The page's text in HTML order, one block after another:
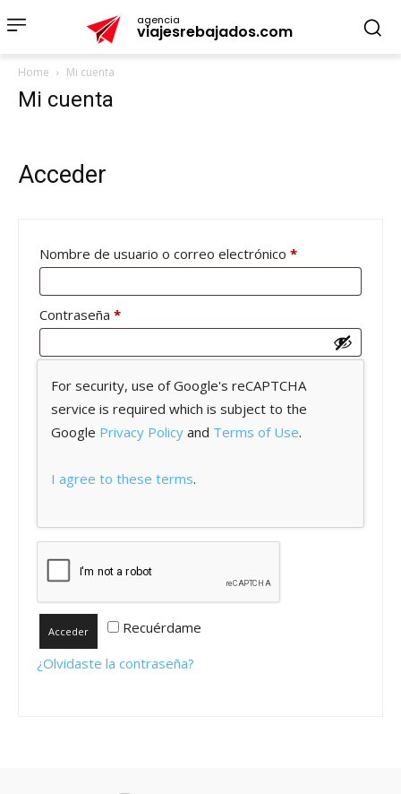
agencia
viajesrebajados.com
Home Mi cuenta
Mi cuenta
Acceder
Nombre de usuario o correo electrónico *Obligatorio
Contraseña *Obligatorio
For security, use of Google's reCAPTCHA
service is required which is subject to the
Google Privacy Policy and Terms of Use.
I agree to these terms.
Recuérdame
Acceder
¿Olvidaste la contraseña?